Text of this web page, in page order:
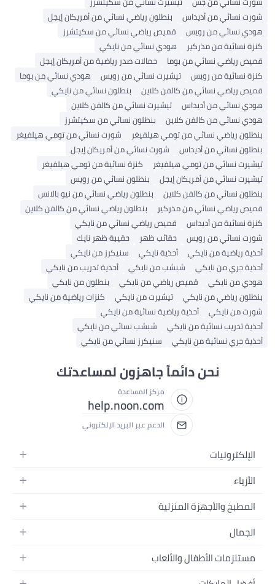
نسائي من أديداس
بنطلون رياضي نسائي من أمريكان إيجل
نسائي من رويس
قميص رياضي نسائي من سكيتشرز
نسائية من مذركير
هودي نسائي من نايكي
رياضي نسائي من بوما
حمالات صدر رياضية من أمريكان إيجل
نسائية من رويس
تيشيرت نسائي من رويس
هودي نسائي من بوما
رياضي نسائي من كالفن كلاين
بنطلون نسائي من نايكي
نسائي من أديداس
تيشيرت نسائي من كالفن كلاين
نسائي من كالفن كلاين
بنطلون نسائي من سكيتشرز
رياضي نسائي من تومي هيلفيغر
شورت نسائي من تومي هيلفيغر
نسائي من أديداس
شورت نسائي من أمريكان إيجل
نسائي من تومي هيلفيغر
كنزة نسائية من تومي هيلفيغر
نسائي من أمريكان إيجل
بنطلون نسائي من رويس
نسائي من كالفن كلاين
بنطلون رياضي نسائي من نيو بالانس
رياضي نسائي من مذركير
بنطلون رياضي نسائي من كالفن كلاين
نسائية من أديداس
قميص رياضي نسائي من نايكي
نسائي من رويس
حقائب ظهر
حقيبة ظهر نايك
رياضية من نايكي
أحذية نايكي
سنيكرز من نايكي
جري من نايكي
شبشب من نايكي
أحذية تدريب من نايكي
من نايكي
قميص رياضي من نايكي
بنطلون من نايكي
رياضي من نايكي
تيشيرت من نايكي
كنزات رياضية من نايكي
من نايكي
أحذية رياضية نسائية من نايكي
تدريب نسائية من نايكي
شبشب نسائي من نايكي
جري نسائية من نايكي
سنيكرز نسائي من نايكي
نحن دائماً جاهزون لمساعدتك
مركز المساعدة
help.noon.com
الدعم عبر البريد الإلكتروني
الإلكترونيات
الجوالات
اللابتوبات
الأجهزة المنزلية
التلفزيونات
الأزياء
أزياء نسائية
أزياء البنات
أزياء الأولاد
المطبخ والأجهزة المنزلية
الحمام
المطبخ والسفرة
الجمال
العطور
مستلزمات الأطفال والألعاب
الحفاضات